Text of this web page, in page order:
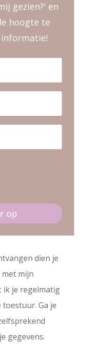
gezien?' en
hoogte te
op
dien je
mijn
ik je regelmatig
Ga je
gegevens.